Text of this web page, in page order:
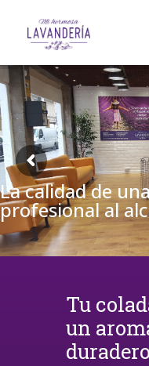
La calidad de
profesional al
Tu
un
duradero